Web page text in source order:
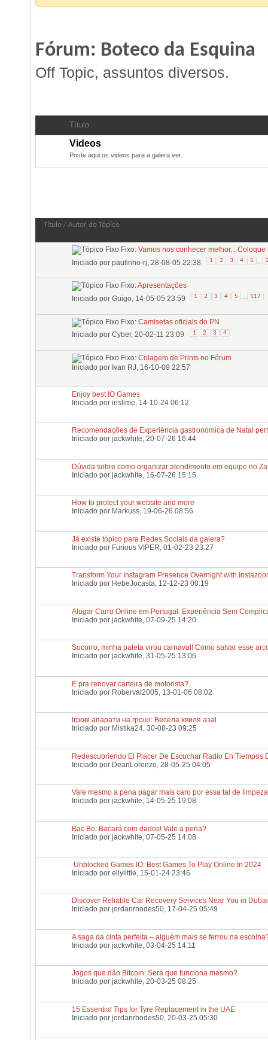
Fórum: Boteco da Esquina
Off Topic, assuntos diversos.
Título
Videos
Poste aqui os videos para a galera ver.
Título / Autor do Tópico
Fixo: Vamos nos conhecer melhor... Coloque
Iniciado por paulinho-rj, 28-08-05 22:38 1 2 3 4 5 ...
Fixo:Apresentações
Iniciado por Guigo, 14-05-05 23:59 1 2 3 4 5 ... 117
Fixo: Camisetas oficiais do PN
Iniciado por Cyber, 20-02-11 23:09 1 2 3 4
Fixo: Colagem de Prints no Fórum
Iniciado por Ivan RJ, 16-10-09 22:57
Enjoy best IO Games
Iniciado por irislime, 14-10-24 06:12
Recomendações de Experiência gastronómica de Natal
Iniciado por jackwhite, 20-07-26 16:44
Dúvida sobre como organizar atendimento em equipe no
Iniciado por jackwhite, 16-07-26 15:15
How to protect your website and more
Iniciado por Markuss, 19-06-26 08:56
Já existe tópico para Redes Sociais da galera?
Iniciado por Furious VIPER , 01-02-23 23:27
Transform Your Instagram Presence Overnight with
Iniciado por HebeJocasta, 12-12-23 00:19
Alugar Carro Online em Portugal: Experiência Sem
Iniciado por jackwhite , 07-09-25 14:20
Socorro, minha paleta virou carnaval! Como salvar esse
Iniciado por jackwhite, 31-05-25 13:06
E pra renovar carteira de motorista?
Iniciado por Roberval2005 , 13-01-06 08:02
Ігрові апарати на гроші: Весела хвиля азаl
Iniciado por Mistika24, 30-08-23 09:25
Redescubriendo El Placer De Escuchar Radio En Tiempos
Iniciado por DeanLorenzo , 28-05-25 04:05
Vale mesmo a pena pagar mais caro por essa tal de
Iniciado por jackwhite, 14-05-25 19:08
Bac Bo: Bacará com dados! Vale a pena?
Iniciado por jackwhite , 07-05-25 14:08
Unblocked Games IO: Best Games To Play Online In 2024
Iniciado por ellylittle, 15-01-24 23:46
Discover Reliable Car Recovery Services Near You in Dubai
Iniciado por jordanrhodes50, 17-04-25 05:49
A saga da cinta perfeita – alguém mais se ferrou na
Iniciado por jackwhite, 03-04-25 14:11
Jogos que dão Bitcoin: Será que funciona mesmo?
Iniciado por jackwhite, 20-03-25 08:25
15 Essential Tips for Tyre Replacement in the UAE
Iniciado por jordanrhodes50, 20-03-25 05:30